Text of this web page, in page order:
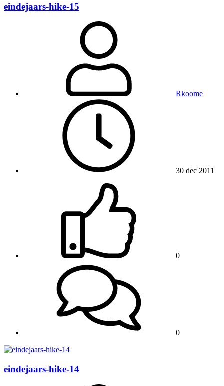
eindejaars-hike-15
Rkoome
30 dec 2011
0
0
eindejaars-hike-14